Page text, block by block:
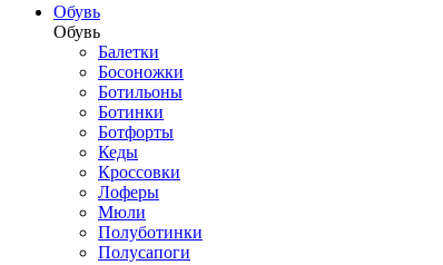
Обувь
Обувь
Балетки
Босоножки
Ботильоны
Ботинки
Ботфорты
Кеды
Кроссовки
Лоферы
Мюли
Полуботинки
Полусапоги